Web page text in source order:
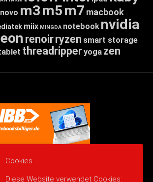
m3m5m7 macbook
miix MINGDA notebook nvidia
renoirryzen smart storage
threadripperyoga zen
Cookies
Diese Website verwendet Cookies: